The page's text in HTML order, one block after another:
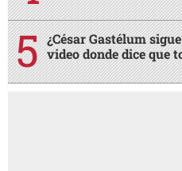
¿César Gastélum
video donde dice que